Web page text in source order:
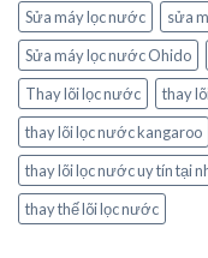
Sửa máy lọc nước
sửa
Sửa máy lọc nước Ohido
Thay lõi lọc nước
thay
thay lõi lọc nước kangaroo
thay lõi lọc nước uy tín tại
thay thế lõi lọc nước